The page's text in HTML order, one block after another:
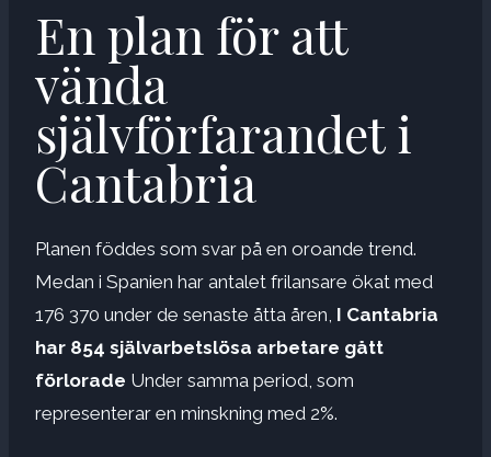
En plan för att
vända
självförfarandet i
Cantabria
Planen föddes som svar på en oroande trend.
Medan i Spanien har antalet frilansare ökat med
176 370 under de senaste åtta åren, I Cantabria
har 854 självarbetslösa arbetare gått
förlorade Under samma period, som
representerar en minskning med 2%.